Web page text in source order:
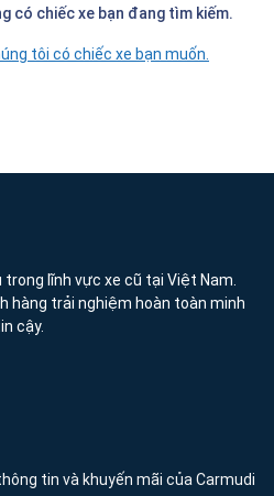
có chiếc xe bạn đang tìm kiếm.
tôi có chiếc xe bạn muốn.
lĩnh vực xe cũ tại Việt Nam.
hàng trải nghiệm hoàn toàn minh
cậy.
tin và khuyến mãi của Carmudi